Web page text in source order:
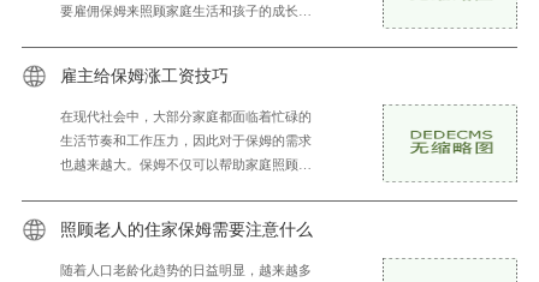
要雇佣保姆来照顾家庭生活和孩子的成长。
雇主给保姆涨工资技巧
在现代社会中，大部分家庭都面临着忙碌的
生活节奏和工作压力，因此对于保姆的需求
也越来越大。保姆不仅可以帮助家庭照顾孩
照顾老人的住家保姆需要注意什么
随着人口老龄化趋势的日益明显，越来越多